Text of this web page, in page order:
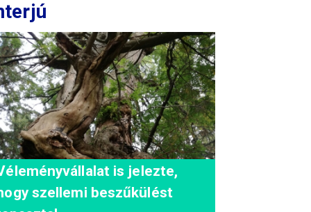
is jelezte,
szellemi beszűkülést